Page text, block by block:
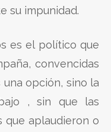
su impunidad.
es el político que
convencidas
opción, sino la
, sin que las
que aplaudieron o